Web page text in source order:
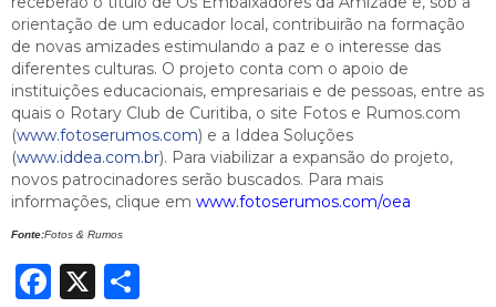
orientação de um educador local, contribuirão na formação
de novas amizades estimulando a paz e o interesse das
diferentes culturas. O projeto conta com o apoio de
instituições educacionais, empresariais e de pessoas, entre as
quais o Rotary Club de Curitiba, o site Fotos e Rumos.com
(www.fotoserumos.com) e a Iddea Soluções
(www.iddea.com.br). Para viabilizar a expansão do projeto,
novos patrocinadores serão buscados. Para mais
informações, clique em www.fotoserumos.com/oea
Fonte:Fotos & Rumos
Facebook
X